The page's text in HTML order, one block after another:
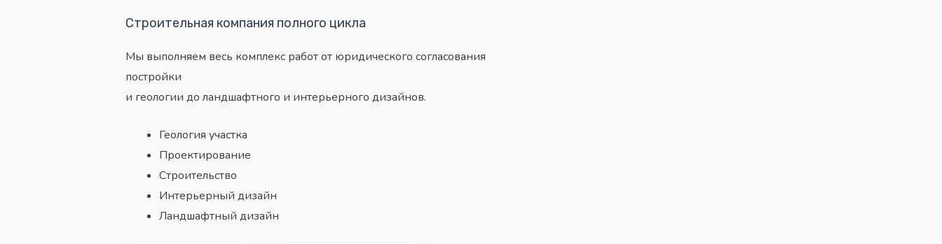
Строительная компания полного цикла
Мы выполняем весь комплекс работ от юридического согласования
постройки
и геологии до ландшафтного и интерьерного дизайнов.
Геология участка
Проектирование
Строительство
Интерьерный дизайн
Ландшафтный дизайн